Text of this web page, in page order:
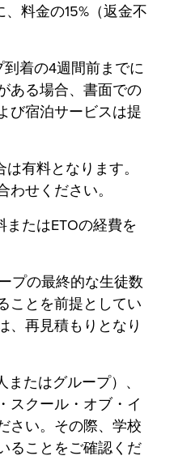
料金の15%（返金不
着の4週間前までに
ある場合、書面での
び宿泊サービスは提
有料となります。
せください。
たはETOの経費を
プの最終的な生徒数
ことを前提としてい
、再見積もりとなり
たはグループ）、
スクール・オブ・イ
さい。その際、学校
ることをご確認くだ